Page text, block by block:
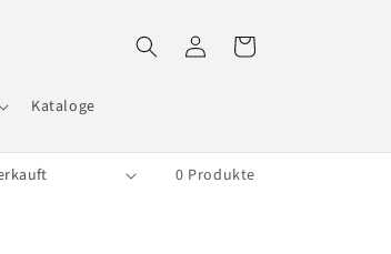
Kataloge
EinloggenWarenkorb
0 Produkte